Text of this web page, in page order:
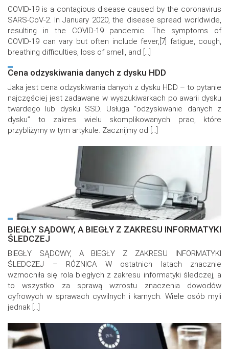
COVID-19 is a contagious disease caused by the coronavirus
SARS-CoV-2. In January 2020, the disease spread worldwide,
resulting in the COVID-19 pandemic. The symptoms of
COVID‑19 can vary but often include fever,[7] fatigue, cough,
breathing difficulties, loss of smell, and […]
Cena odzyskiwania danych z dysku HDD
Jaka jest cena odzyskiwania danych z dysku HDD – to pytanie
najczęściej jest zadawane w wyszukiwarkach po awarii dysku
twardego lub dysku SSD. Usługa “odzyskiwanie danych z
dysku” to zakres wielu skomplikowanych prac, które
przybliżymy w tym artykule. Zacznijmy od […]
BIEGŁY SĄDOWY, A BIEGŁY Z ZAKRESU INFORMATYKI
ŚLEDCZEJ
BIEGŁY SĄDOWY, A BIEGŁY Z ZAKRESU INFORMATYKI
ŚLEDCZEJ – RÓŻNICA W ostatnich latach znacznie
wzmocniła się rola biegłych z zakresu informatyki śledczej, a
to wszystko za sprawą wzrostu znaczenia dowodów
cyfrowych w sprawach cywilnych i karnych. Wiele osób myli
jednak […]